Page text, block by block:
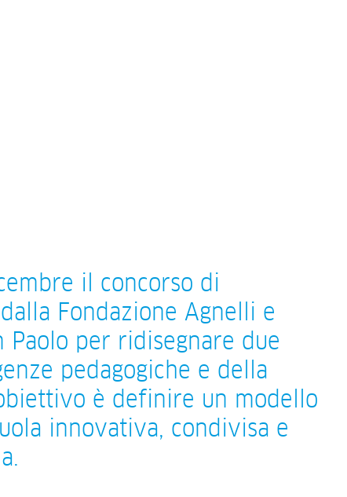
il concorso di
Fondazione Agnelli e
Paolo per ridisegnare due
pedagogiche e della
è definire un modello
innovativa, condivisa e